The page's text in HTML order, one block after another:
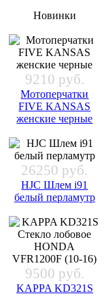
Новинки
9210 руб.
Мотоперчатки
FIVE KANSAS
женские черные
26250 руб.
HJC Шлем i91
белый перламутр
9500 руб.
KAPPA KD321S